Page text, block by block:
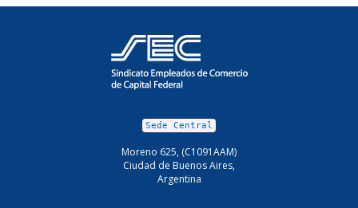
Sede Central
Moreno 625, (C1091AAM)
Ciudad de Buenos Aires,
Argentina